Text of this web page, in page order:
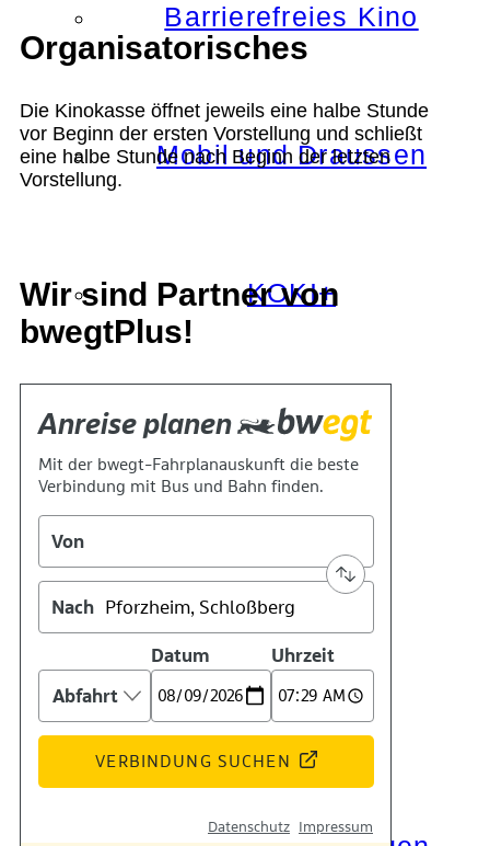
Barrierefreies Kino
Mobil und Draussen
KOKI+
Kontakt
Kino
Das Team
Organisatorisches
Die Kinokasse öffnet jeweils eine halbe Stunde
vor Beginn der ersten Vorstellung und schließt
eine halbe Stunde nach Beginn der letzten
Vorstellung.
Wir sind Partner von
bwegtPlus!